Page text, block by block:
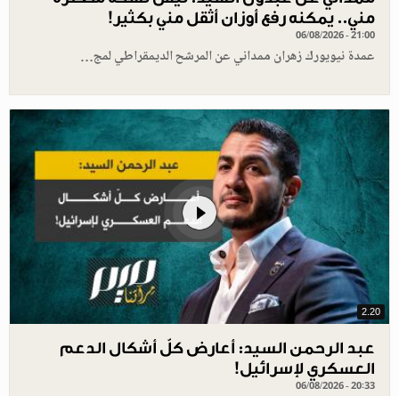
مني.. يمكنه رفع أوزان أثقل مني بكثير!
06/08/2026 - 21:00
عمدة نيويورك زهران ممداني عن المرشح الديمقراطي لمج…
2.20
عبد الرحمن السيد: أعارض كلّ أشكال الدعم
العسكري لإسرائيل!
06/08/2026 - 20:33